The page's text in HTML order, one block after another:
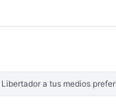
Libertador a tus medios